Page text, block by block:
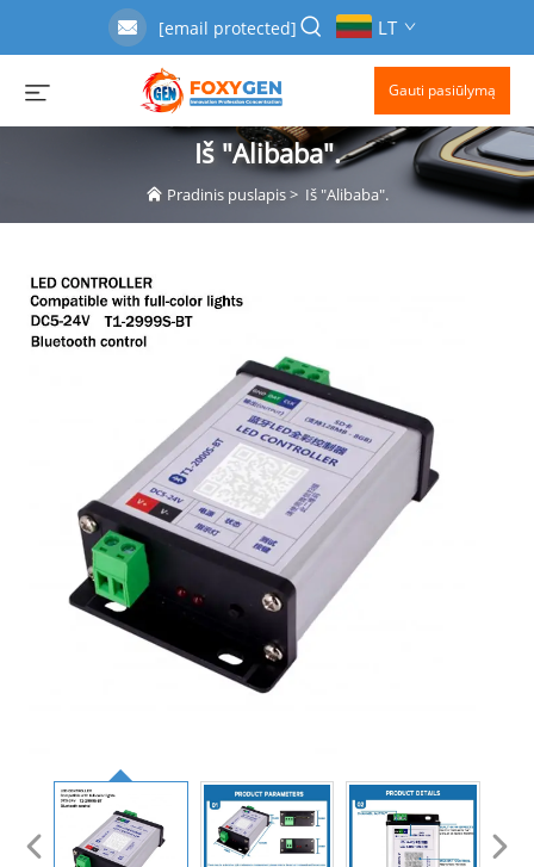
[email protected] LT
Gauti pasiūlymą
Iš "Alibaba".
Pradinis puslapis> Iš "Alibaba".